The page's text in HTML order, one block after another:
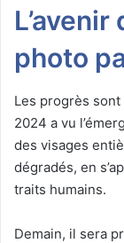
photo
Les progrès sont
2024 a vu
des visages
dégradés, en
traits humains.
Demain, il sera